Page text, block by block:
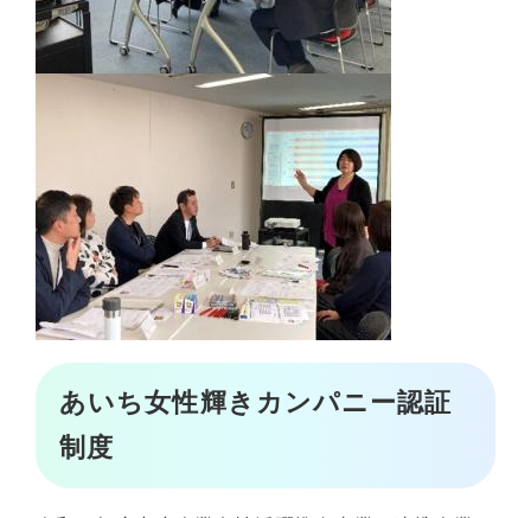
あいち女性輝きカンパニー認証
制度